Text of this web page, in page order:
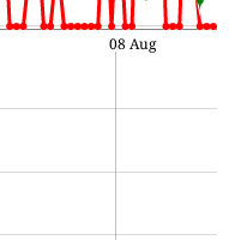
08 Aug